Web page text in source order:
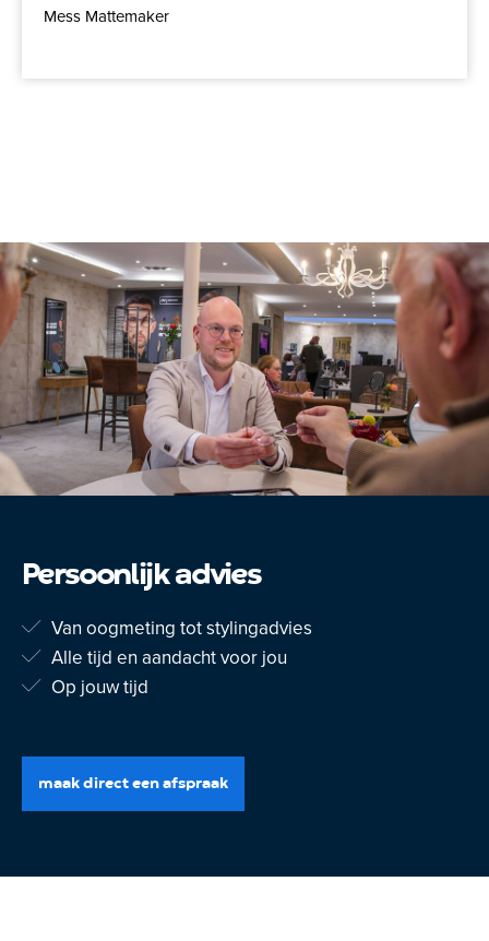
Mess Mattemaker
Persoonlijk advies
Van oogmeting tot stylingadvies
Alle tijd en aandacht voor jou
Op jouw tijd
maak direct een afspraak